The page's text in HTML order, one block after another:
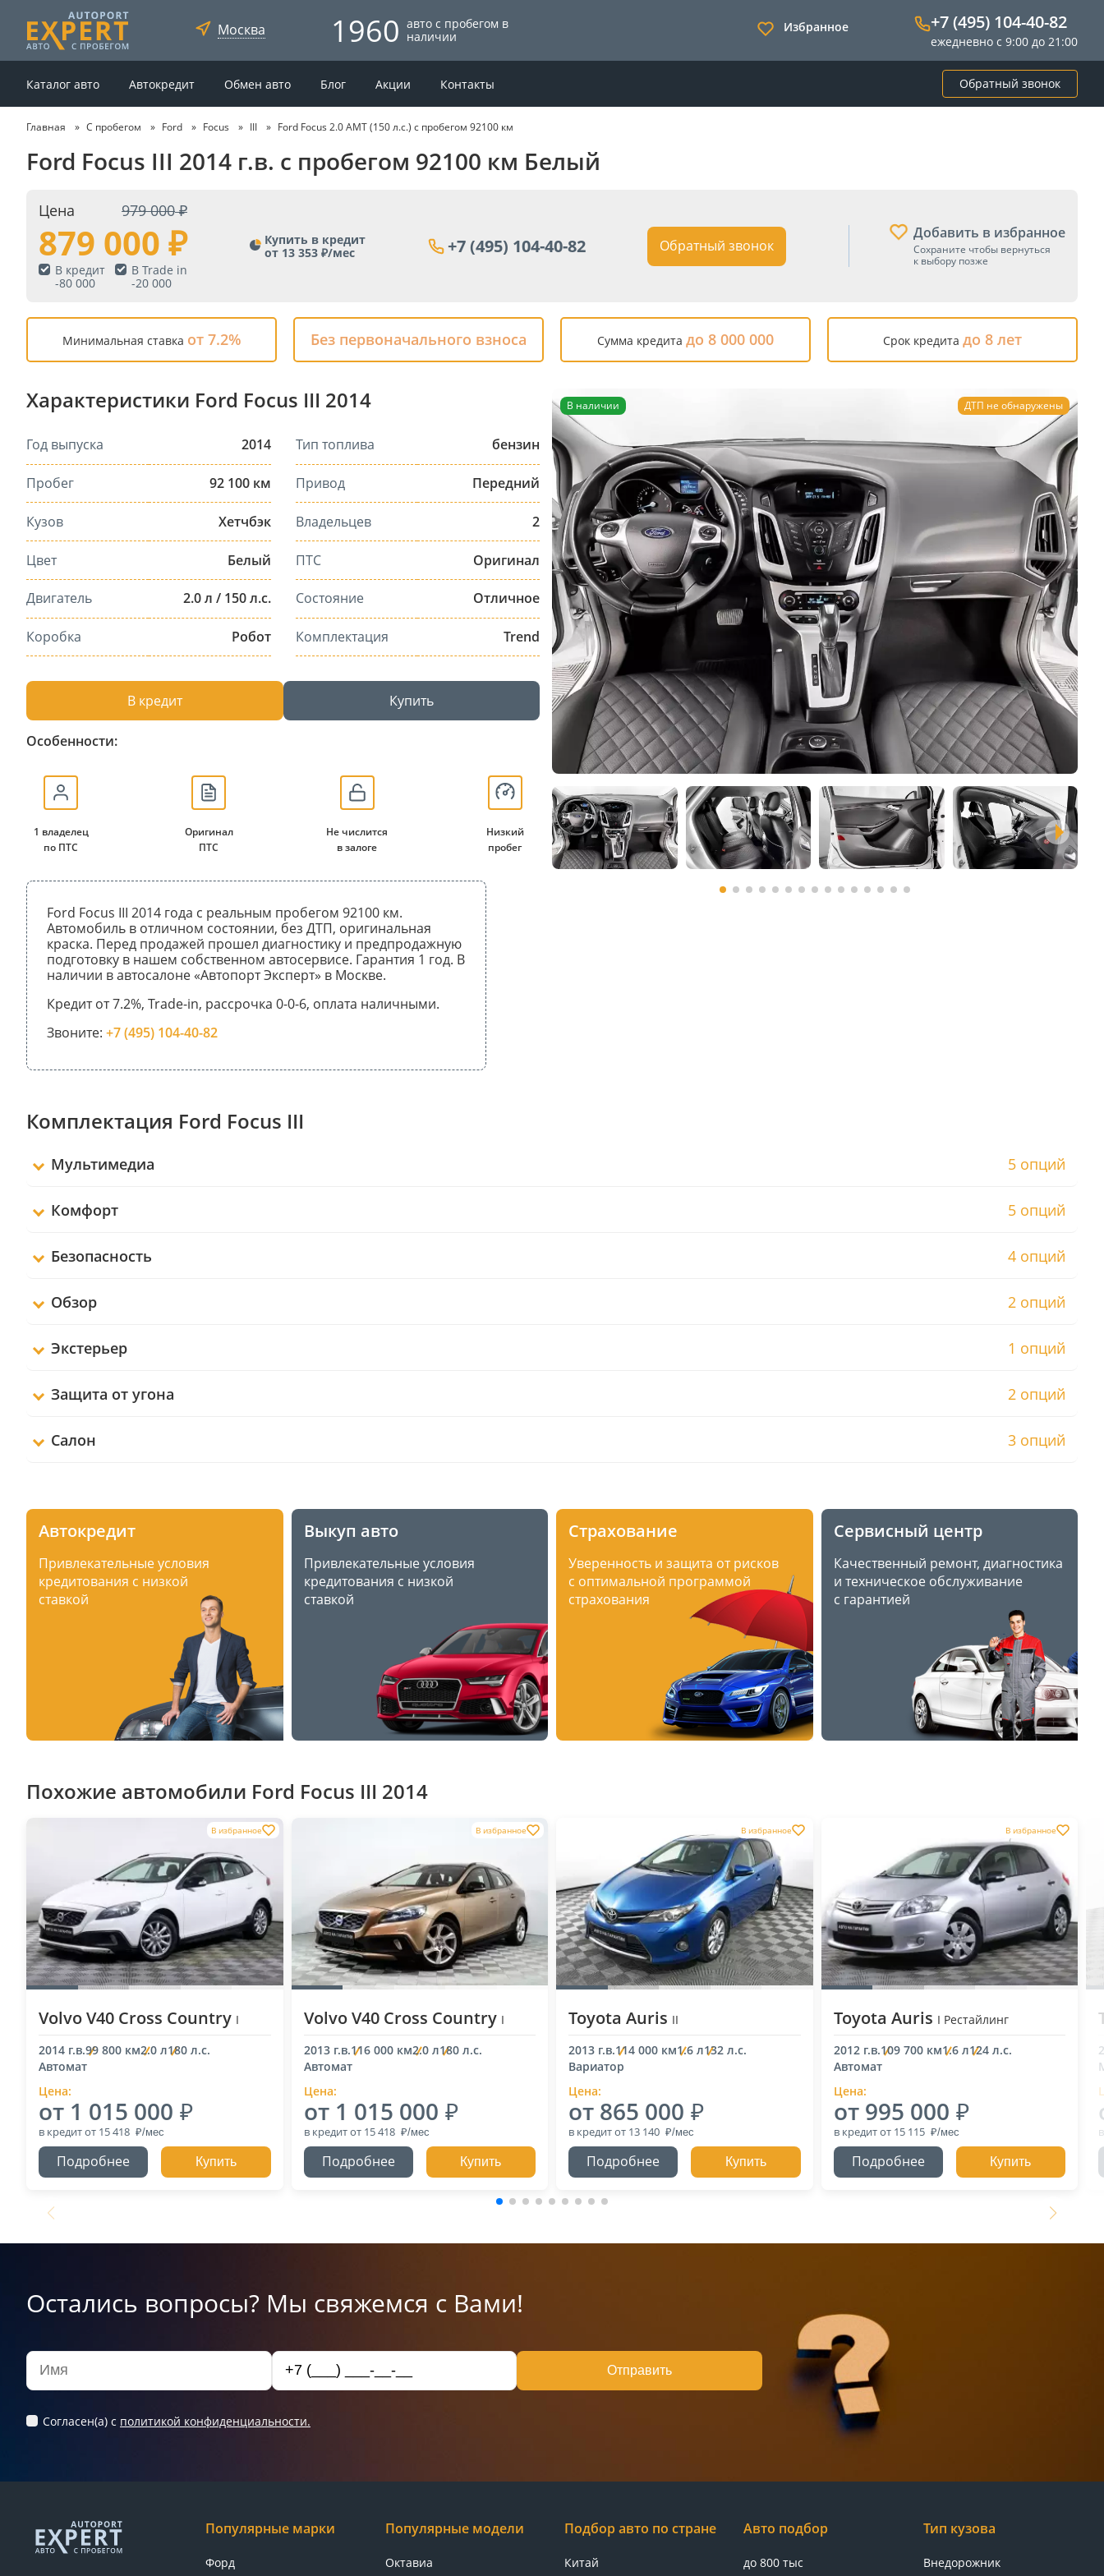
Москва 1960 авто с пробегом в
наличии
Избранное +7 (495) 104-40-82
ежедневно с 9:00 до 21:00
Каталог авто Автокредит Обмен авто Блог Акции Контакты Обратный звонок
Главная С пробегом Ford Focus III Ford Focus 2.0 AMT (150 л.с.) с пробегом 92100 км
Ford Focus III 2014 г.в. с пробегом 92100 км Белый
Цена 979 000
879 000
В кредит
-80 000
В Trade in
-20 000
Купить в кредит
от 13 353 ₽/мес
+7 (495) 104-40-82 Обратный звонок
Добавить в избранное
Сохраните чтобы вернуться
к выбору позже
Минимальная ставка от 7.2% Без первоначального взноса Сумма кредита до 8 000 000 Срок кредита до 8 лет
Характеристики Ford Focus III 2014
Год выпуска 2014
Пробег 92 100 км
Кузов Хетчбэк
Цвет Белый
Двигатель 2.0 л / 150 л.с.
Коробка Робот
Тип топлива бензин
Привод Передний
Владельцев 2
ПТС Оригинал
Состояние Отличное
Комплектация Trend
В кредит Купить
Особенности:
1 владелец
по ПТС
Оригинал
ПТС
Не числится
в залоге
Низкий
пробег
Ford Focus III 2014 года с реальным пробегом 92100 км.
Автомобиль в отличном состоянии, без ДТП, оригинальная
краска. Перед продажей прошел диагностику и предпродажную
подготовку в нашем собственном автосервисе. Гарантия 1 год. В
наличии в автосалоне «Автопорт Эксперт» в Москве.
Кредит от 7.2%, Trade-in, рассрочка 0-0-6, оплата наличными.
Звоните: +7 (495) 104-40-82
В наличии ДТП не обнаружены
Комплектация Ford Focus III
Мультимедиа 5 опций
Комфорт 5 опций
Безопасность 4 опций
Обзор 2 опций
Экстерьер 1 опций
Защита от угона 2 опций
Салон 3 опций
Автокредит
Привлекательные условия
кредитования с низкой
ставкой
Выкуп авто
Привлекательные условия
кредитования с низкой
ставкой
Страхование
Уверенность и защита от рисков
с оптимальной программой
страхования
Сервисный центр
Качественный ремонт, диагностика
и техническое обслуживание
с гарантией
Похожие автомобили Ford Focus III 2014
В избранное
Volvo V40 Cross Country I
2014 г.в.99 800 км2.0 л180 л.с.
Автомат
Цена:
от 1 015 000
в кредитот 15 418
Подробнее Купить
В избранное
Volvo V40 Cross Country I
2013 г.в.116 000 км2.0 л180 л.с.
Автомат
Цена:
от 1 015 000
в кредитот 15 418
Подробнее Купить
В избранное
Toyota Auris II
2013 г.в.114 000 км1.6 л132 л.с.
Вариатор
Цена:
от 865 000
в кредитот 13 140
Подробнее Купить
В избранное
Toyota Auris I Рестайлинг
2012 г.в.109 700 км1.6 л124 л.с.
Автомат
Цена:
от 995 000
в кредитот 15 115
Подробнее Купить
Остались вопросы? Мы свяжемся с Вами!
Отправить
Согласен(а) c политикой конфиденциальности.
Популярные марки
Форд
Популярные модели
Октавиа
Подбор авто по стране
Китай
Авто подбор
до 800 тыс
Тип кузова
Внедорожник